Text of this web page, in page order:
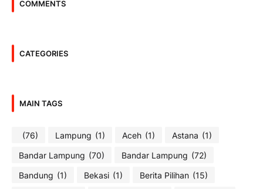
COMMENTS
CATEGORIES
MAIN TAGS
(76) Lampung (1) Aceh (1) Astana (1)
Bandar Lampung (70) Bandar Lampung (72)
Bandung (1) Bekasi (1) Berita Pilihan (15)